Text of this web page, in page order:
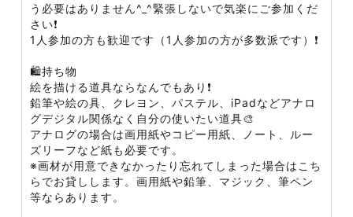
う必要はありません^_^緊張しないで気楽にご参加くだ
さい❗
1人参加の方も歓迎です（1人参加の方が多数派です）❗
🛍持ち物
絵を描ける道具ならなんでもあり❗
鉛筆や絵の具、クレヨン、パステル、iPadなどアナロ
グデジタル関係なく自分の使いたい道具🎨
アナログの場合は画用紙やコピー用紙、ノート、ルー
ズリーフなど紙も必要です。
※画材が用意できなかったり忘れてしまった場合はこち
らでお貸しします。画用紙や鉛筆、マジック、筆ペン
等ならあります。